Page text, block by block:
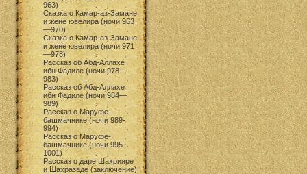
963)
Сказка о Камар-аз-Замане
и жене ювелира (ночи 963
—970)
Сказка о Камар-аз-Замане
и жене ювелира (ночи 971
—978)
Рассказ об Абд-Аллахе
ибн Фадиле (ночи 978—
983)
Рассказ об Абд-Аллахе
ибн Фадиле (ночи 984—
989)
Рассказ о Маруфе-
башмачнике (ночи 989-
994)
Рассказ о Маруфе-
башмачнике (ночи 995-
1001)
Рассказ о даре Шахрияре
и Шахразаде (заключение)